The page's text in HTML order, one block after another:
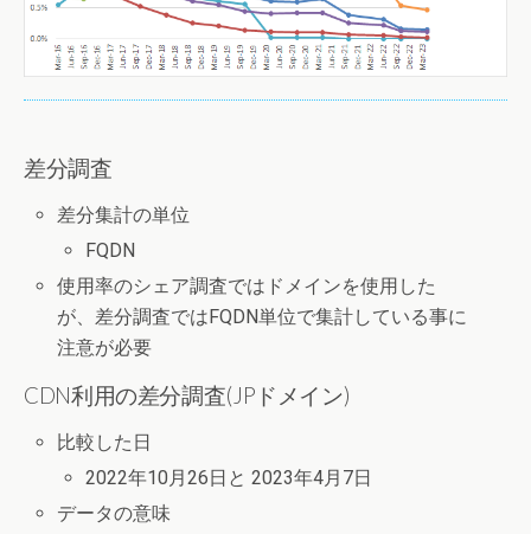
差分調査
差分集計の単位
FQDN
使用率のシェア調査ではドメインを使用した
が、差分調査ではFQDN単位で集計している事に
注意が必要
CDN利用の差分調査(JPドメイン)
比較した日
2022年10月26日と 2023年4月7日
データの意味